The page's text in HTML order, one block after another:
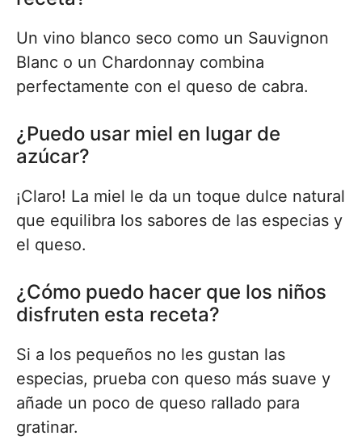
Un vino blanco seco como un Sauvignon
Blanc o un Chardonnay combina
perfectamente con el queso de cabra.
¿Puedo usar miel en lugar de
azúcar?
¡Claro! La miel le da un toque dulce natural
que equilibra los sabores de las especias y
el queso.
¿Cómo puedo hacer que los niños
disfruten esta receta?
Si a los pequeños no les gustan las
especias, prueba con queso más suave y
añade un poco de queso rallado para
gratinar.